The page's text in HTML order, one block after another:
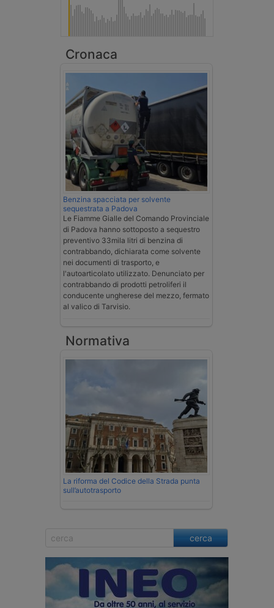
Cronaca
Benzina spacciata per solvente
sequestrata a Padova
Le Fiamme Gialle del Comando Provinciale
di Padova hanno sottoposto a sequestro
preventivo 33mila litri di benzina di
contrabbando, dichiarata come solvente
nei documenti di trasporto, e
l'autoarticolato utilizzato. Denunciato per
contrabbando di prodotti petroliferi il
conducente ungherese del mezzo, fermato
al valico di Tarvisio.
Normativa
La riforma del Codice della Strada punta
sull’autotrasporto
cerca